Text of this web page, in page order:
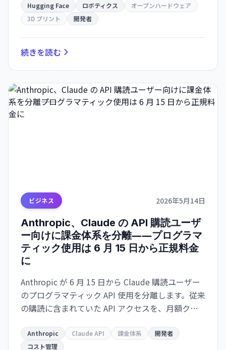
整備する。
Hugging Face ロボティクス
オープンハードウェア
3D プリント
開発者
続きを読む
ビジネス 2026年5月14日
Anthropic、Claude の API 購読ユーザ
ー向けに課金体系を分離――プログラマ
ティック使用は 6 月 15 日から正規料金
に
Anthropic が 6 月 15 日から Claude 購読ユーザー
のプログラマティック API 使用を分離します。従来
の購読に含まれていた API アクセスを、月額クレ
$200 の新規クレジット枠から課金され、開発者・
企業のコスト体系が大きく変わります。
Anthropic Claude API 課金体系
開発者
コスト管理